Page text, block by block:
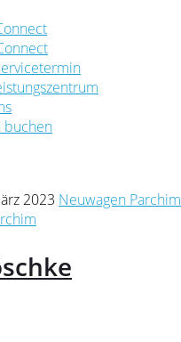
buchen
2023 Neuwagen Parchim